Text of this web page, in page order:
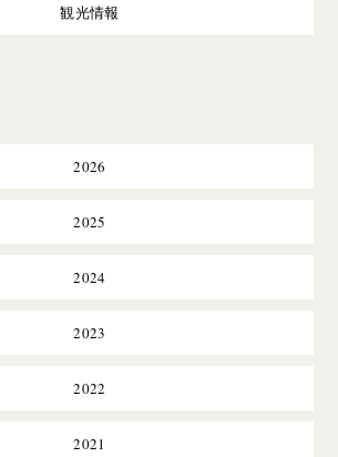
観光情報
2026
2025
2024
2023
2022
2021